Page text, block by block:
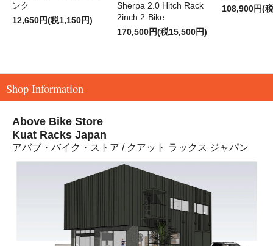
ンク
12,650円(税1,150円)
Sherpa 2.0 Hitch Rack
2inch 2-Bike
170,500円(税15,500円)
108,900円(
Shop Information
Above Bike Store
Kuat Racks Japan
アバブ・バイク・ストア / クアット ラックス ジャパン